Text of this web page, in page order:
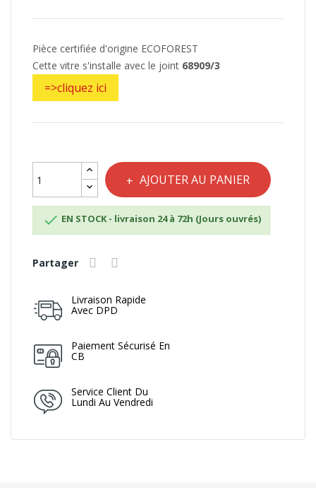
Pièce certifiée d'origine ECOFOREST
Cette vitre s'installe avec le joint 68909/3
=>cliquez ici
AJOUTER AU PANIER
 EN STOCK - livraison 24 à 72h (Jours ouvrés)
Partager
Livraison Rapide
Avec DPD
Paiement Sécurisé En
CB
Service Client Du
Lundi Au Vendredi